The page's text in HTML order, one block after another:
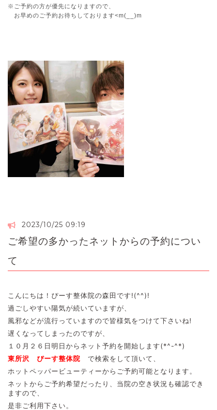
※ご予約の方が優先になりますので、
お早めのご予約お待ちしております<m(__)m
2023/10/25 09:19
ご希望の多かったネットからの予約につい
て
こんにちは！ぴーす整体院の森田です!(^^)!
過ごしやすい陽気が続いていますが、
風邪などが流行っていますので皆様気をつけて下さいね!
遅くなってしまったのですが、
１０月２６日明日からネット予約を開始します(*^-^*)
東所沢 ぴーす整体院 で検索をして頂いて、
ホットペッパービューティーからご予約可能となります。
ネットからご予約希望だったり、当院の空き状況も確認でき
ますので、
是非ご利用下さい。